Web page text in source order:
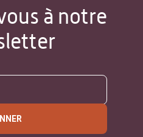
à notre